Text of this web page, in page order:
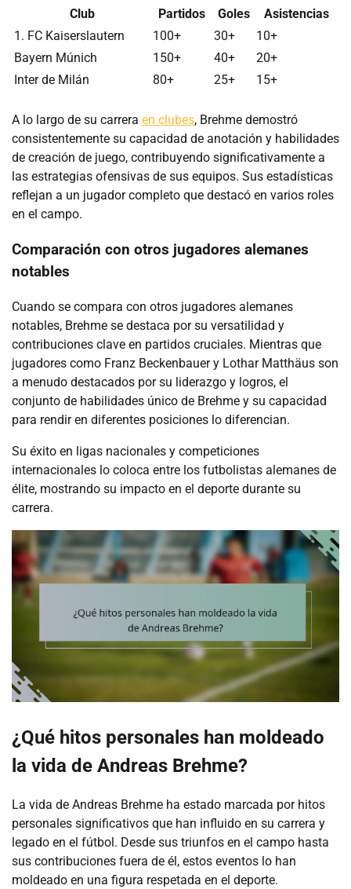
Club Partidos Goles
Asistencias
1. FC Kaiserslautern
100+ 30+
10+
Bayern Múnich
150+ 40+
20+
Inter de Milán
80+ 25+ 15+
A lo largo de su carrera en clubes, Brehme demostró
consistentemente su capacidad de anotación y habilidades
de creación de juego, contribuyendo significativamente a
las estrategias ofensivas de sus equipos. Sus estadísticas
reflejan a un jugador completo que destacó en varios roles
en el campo.
Comparación con otros jugadores alemanes
notables
Cuando se compara con otros jugadores alemanes
notables, Brehme se destaca por su versatilidad y
contribuciones clave en partidos cruciales. Mientras que
jugadores como Franz Beckenbauer y Lothar Matthäus son
a menudo destacados por su liderazgo y logros, el
conjunto de habilidades único de Brehme y su capacidad
para rendir en diferentes posiciones lo diferencian.
Su éxito en ligas nacionales y competiciones
internacionales lo coloca entre los futbolistas alemanes de
élite, mostrando su impacto en el deporte durante su
carrera.
¿Qué hitos personales han moldeado
la vida de Andreas Brehme?
La vida de Andreas Brehme ha estado marcada por hitos
personales significativos que han influido en su carrera y
legado en el fútbol. Desde sus triunfos en el campo hasta
sus contribuciones fuera de él, estos eventos lo han
moldeado en una figura respetada en el deporte.